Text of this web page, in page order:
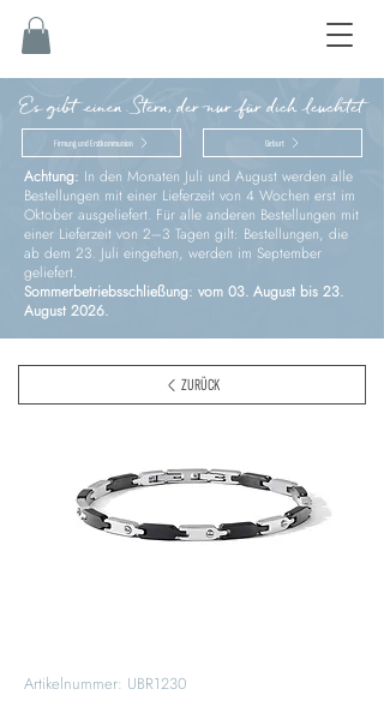
Es gibt einen Stern, der nur für dich leuchtet
Firmung und Erstkommunion Geburt
Achtung: In den Monaten Juli und August werden alle
Bestellungen mit einer Lieferzeit von 4 Wochen erst im
Oktober ausgeliefert. Für alle anderen Bestellungen mit
einer Lieferzeit von 2–3 Tagen gilt: Bestellungen, die
ab dem 23. Juli eingehen, werden im September
geliefert.
Sommerbetriebsschließung: vom 03. August bis 23.
August 2026.
Artikelnummer: UBR1230
ZURÜCK